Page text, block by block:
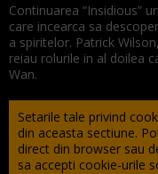
Continuarea “Insidious”
care incearca sa
a spiritelor. Patrick
reiau rolurile in al doilea
Wan.
Setarile tale privind
din aceasta sectiune.
direct din browser sau
sa accepti cookie-urile